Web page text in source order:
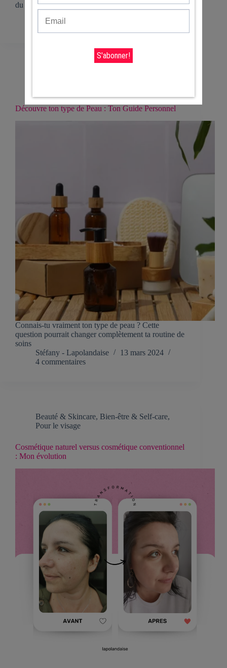
du monde de la cosmétique !
2 commentaires
Découvre ton type de Peau : Ton Guide Personnel
Connais-tu vraiment ton type de peau ? Cette
question pourrait changer complètement ta routine de
soins
Stéfany - Lapolandaise
13 mars 2024
4 commentaires
Beauté & Skincare, Bien-être & Self-care,
Pour le visage
Cosmétique naturel versus cosmétique conventionnel
: Mon évolution